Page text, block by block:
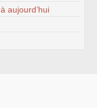
aujourd’hui